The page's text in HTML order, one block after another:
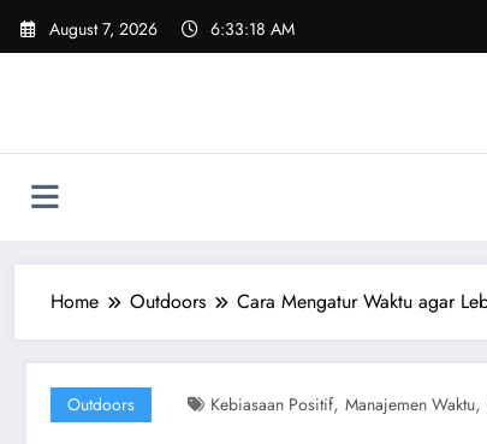
Skip
August 7, 2026 6:33:19 AM
Home Outdoors Cara Mengatur Waktu agar
Outdoors Kebiasaan Positif, Manajemen Waktu,